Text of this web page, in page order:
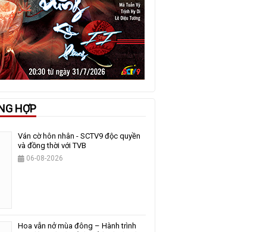
HỢP
Ván cờ hôn nhân - SCTV9 độc quyền
và đồng thời với TVB
06-08-2026
Hoa vẫn nở mùa đông – Hành trình